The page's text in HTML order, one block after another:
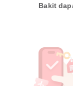
Bakit